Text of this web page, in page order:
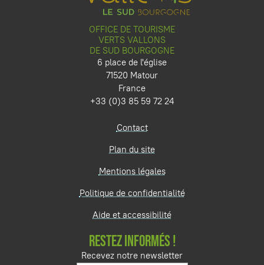
OFFICE DE TOURISME
VERTS VALLONS
DE SUD BOURGOGNE
6 place de l'église
71520 Matour
France
+33 (0)3 85 59 72 24
Contact
Plan du site
Mentions légales
Politique de confidentialité
Aide et accessibilité
RESTEZ INFORMÉS !
Recevez notre newsletter